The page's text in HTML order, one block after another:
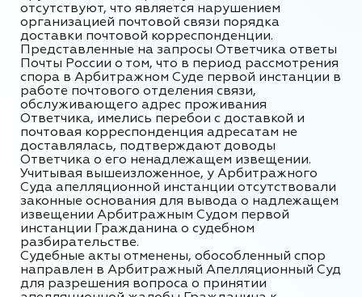
отсутствуют, что является нарушением
организацией почтовой связи порядка
доставки почтовой корреспонденции.
Представленные на запросы Ответчика ответы
Почты России о том, что в период рассмотрения
спора в Арбитражном Суде первой инстанции в
работе почтового отделения связи,
обслуживающего адрес проживания
Ответчика, имелись перебои с доставкой и
почтовая корреспонденция адресатам не
доставлялась, подтверждают доводы
Ответчика о его ненадлежащем извещении.
Учитывая вышеизложенное, у Арбитражного
Суда апелляционной инстанции отсутствовали
законные основания для вывода о надлежащем
извещении Арбитражным Судом первой
инстанции Гражданина о судебном
разбирательстве.
Судебные акты отменены, обособленный спор
направлен в Арбитражный Апелляционный Суд
для разрешения вопроса о принятии